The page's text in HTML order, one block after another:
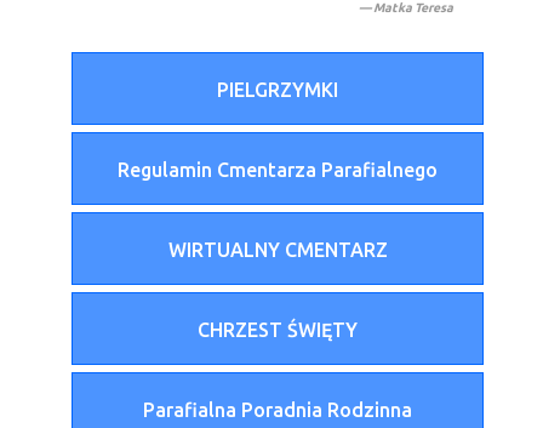
Matka Teresa
PIELGRZYMKI
Regulamin Cmentarza Parafialnego
WIRTUALNY CMENTARZ
CHRZEST ŚWIĘTY
Parafialna Poradnia Rodzinna